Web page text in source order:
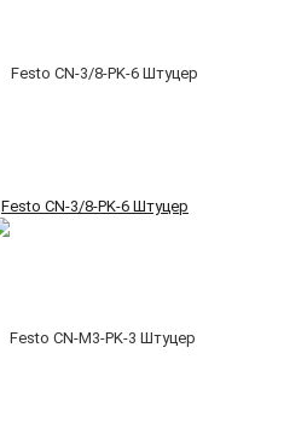
Festo CN-3/8-PK-6 Штуцер